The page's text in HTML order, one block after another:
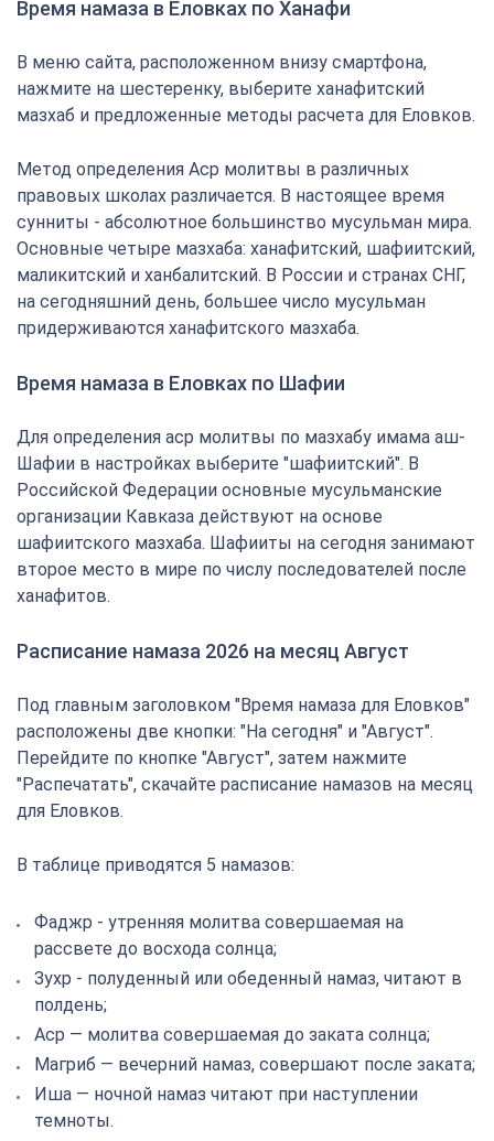
Время намаза в Еловках по Ханафи
В меню сайта, расположенном внизу смартфона,
нажмите на шестеренку, выберите ханафитский
мазхаб и предложенные методы расчета для Еловков.
Метод определения Аср молитвы в различных
правовых школах различается. В настоящее время
сунниты - абсолютное большинство мусульман мира.
Основные четыре мазхаба: ханафитский, шафиитский,
маликитский и ханбалитский. В России и странах СНГ,
на сегодняшний день, большее число мусульман
придерживаются ханафитского мазхаба.
Время намаза в Еловках по Шафии
Для определения аср молитвы по мазхабу имама аш-
Шафии в настройках выберите "шафиитский". В
Российской Федерации основные мусульманские
организации Кавказа действуют на основе
шафиитского мазхаба. Шафииты на сегодня занимают
второе место в мире по числу последователей после
ханафитов.
Расписание намаза 2026 на месяц Август
Под главным заголовком "Время намаза для Еловков"
расположены две кнопки: "На сегодня" и "Август".
Перейдите по кнопке "Август", затем нажмите
"Распечатать", скачайте расписание намазов на месяц
для Еловков.
В таблице приводятся 5 намазов:
Фаджр - утренняя молитва совершаемая на
рассвете до восхода солнца;
Зухр - полуденный или обеденный намаз, читают в
полдень;
Аср — молитва совершаемая до заката солнца;
Магриб — вечерний намаз, совершают после заката;
Иша — ночной намаз читают при наступлении
темноты.